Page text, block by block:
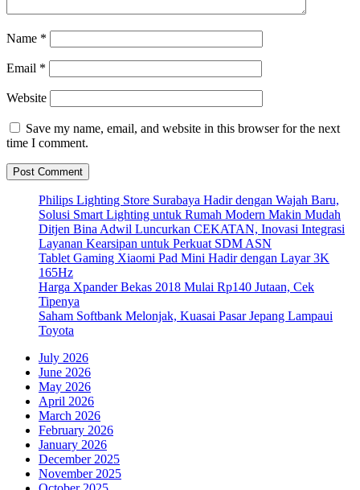
Name *
Email *
Website
Save my name, email, and website in this browser for the next
time I comment.
Philips Lighting Store Surabaya Hadir dengan Wajah Baru,
Solusi Smart Lighting untuk Rumah Modern Makin Mudah
Ditjen Bina Adwil Luncurkan CEKATAN, Inovasi Integrasi
Layanan Kearsipan untuk Perkuat SDM ASN
Tablet Gaming Xiaomi Pad Mini Hadir dengan Layar 3K
165Hz
Harga Xpander Bekas 2018 Mulai Rp140 Jutaan, Cek
Tipenya
Saham Softbank Melonjak, Kuasai Pasar Jepang Lampaui
Toyota
July 2026
June 2026
May 2026
April 2026
March 2026
February 2026
January 2026
December 2025
November 2025